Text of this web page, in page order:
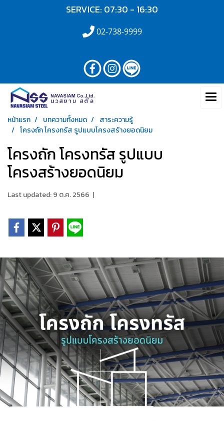
SERVICE: 07:30 - 16:30
02-738-9999
หน้าแรก บทความทั้งหมด
สาระความรู้
โครงถัก โครงทรัส รูปแบบโครงสร้างยอดนิยม
โครงถัก โครงทรัส รูปแบบ
โครงสร้างยอดนิยม
Last updated: 9 ต.ค. 2566 |